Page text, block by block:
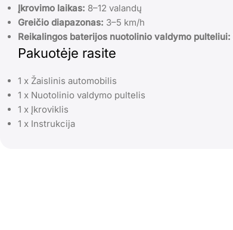
Įkrovimo laikas: 8–12 valandų
Greičio diapazonas: 3–5 km/h
Reikalingos baterijos nuotolinio valdymo pulteliui:
Pakuotėje rasite
1 x Žaislinis automobilis
1 x Nuotolinio valdymo pultelis
1 x Įkroviklis
1 x Instrukcija